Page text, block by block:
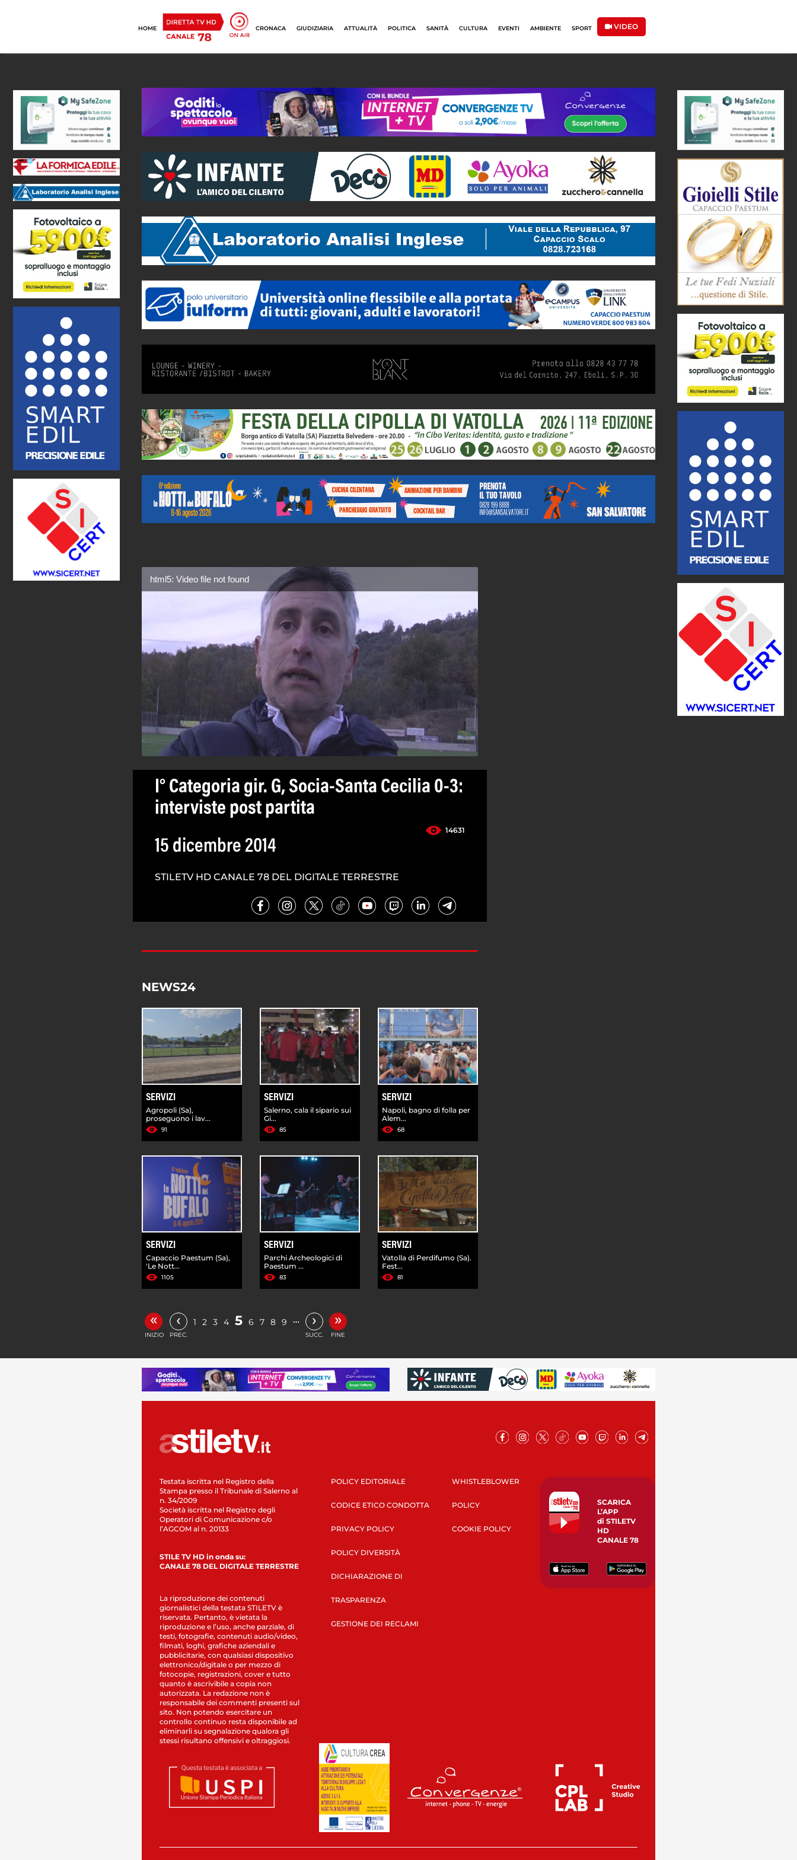
HOME CRONACA GIUDIZIARIA ATTUALITÀ POLITICA SANITÀ CULTURA EVENTI AMBIENTE SPORT VIDEO
html5: Video file not found
I° Categoria gir. G, Socia-Santa Cecilia 0-3:
interviste post partita
14631
15 dicembre 2014
STILETV HD CANALE 78 DEL DIGITALE TERRESTRE
NEWS24
SERVIZI
Agropoli (Sa),
proseguono i lav...
91
SERVIZI
Salerno, cala il sipario sui
Gi...
85
SERVIZI
Napoli, bagno di folla per
Alem...
68
SERVIZI
Capaccio Paestum (Sa),
'Le Nott...
1105
SERVIZI
Parchi Archeologici di
Paestum ...
83
SERVIZI
Vatolla di Perdifumo (Sa).
Fest...
81
«
INIZIO
‹
PREC.
1 2 3 4 5 6 7 8 9 … ›
SUCC.
»
FINE
Testata iscritta nel Registro della
Stampa presso il Tribunale di Salerno al
n. 34/2009
Società iscritta nel Registro degli
Operatori di Comunicazione c/o
l’AGCOM al n. 20133
STILE TV HD in onda su:
CANALE 78 DEL DIGITALE TERRESTRE
La riproduzione dei contenuti
giornalistici della testata STILETV è
riservata. Pertanto, è vietata la
riproduzione e l’uso, anche parziale, di
testi, fotografie, contenuti audio/video,
filmati, loghi, grafiche aziendali e
pubblicitarie, con qualsiasi dispositivo
elettronico/digitale o per mezzo di
fotocopie, registrazioni, cover e tutto
quanto è ascrivibile a copia non
autorizzata. La redazione non è
responsabile dei commenti presenti sul
sito. Non potendo esercitare un
controllo continuo resta disponibile ad
eliminarli su segnalazione qualora gli
stessi risultano offensivi e oltraggiosi.
POLICY EDITORIALE
CODICE ETICO CONDOTTA
PRIVACY POLICY
POLICY DIVERSITÀ
DICHIARAZIONE DI
TRASPARENZA
GESTIONE DEI RECLAMI
WHISTLEBLOWER
POLICY
COOKIE POLICY
SCARICA
L’APP
di STILETV
HD
CANALE 78